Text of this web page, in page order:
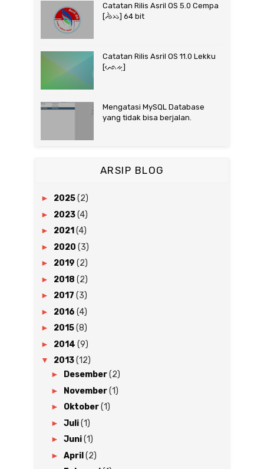
Catatan Rilis Asril OS 5.0 Cempa
[ᨌᨛᨇ] 64 bit
Catatan Rilis Asril OS 11.0 Lekku
[ᨒᨙᨀᨘ]
Mengatasi MySQL Database
yang tidak bisa berjalan.
ARSIP BLOG
► 2025(2)
► 2023(4)
► 2021 (4)
► 2020 (3)
► 2019 (2)
► 2018 (2)
► 2017 (3)
► 2016 (4)
► 2015(8)
► 2014 (9)
▼ 2013(12)
► Desember(2)
► November(1)
► Oktober(1)
► Juli(1)
► Juni(1)
► April (2)